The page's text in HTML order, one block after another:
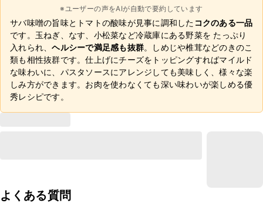
※ユーザーの声をAIが自動で要約しています
サバ味噌の旨味とトマトの酸味が見事に調和した コクのある一品
です。玉ねぎ、なす、小松菜など冷蔵庫にある野菜を たっぷり
入れられ、ヘルシーで満足感も抜群。しめじや椎茸などのきのこ
類も相性抜群です。仕上げにチーズをトッピングすればマイルド
な味わいに、パスタソースにアレンジしても美味しく、様々な楽
しみ方ができます。お肉を使わなくても深い味わいが楽しめる優
秀レシピです。
よくある質問